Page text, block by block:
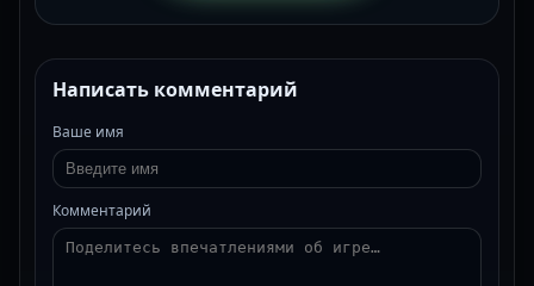
Написать комментарий
Ваше имя
Комментарий